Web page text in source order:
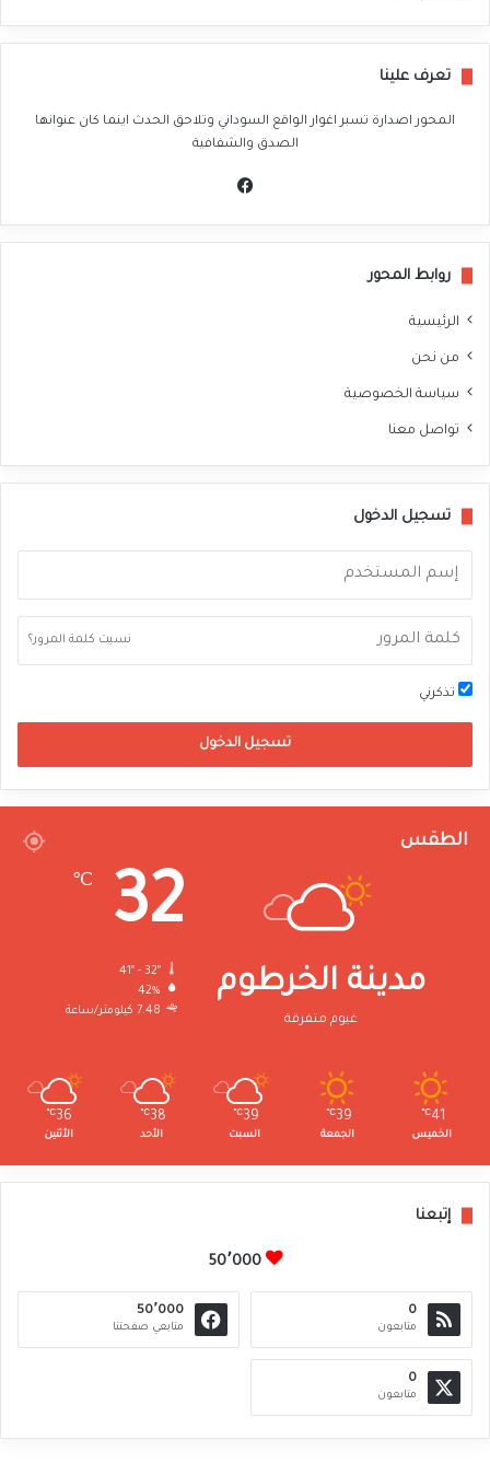
تعرف علينا
المحور اصدارة تسبر اغوار الواقع السوداني وتلاحق الحدث اينما كان عنوانها
الصدق والشفافية
روابط المحور
الرئيسية
من نحن
سياسة الخصوصية
تواصل معنا
تسجيل الدخول
نسيت كلمة المرور؟
تذكرني
تسجيل الدخول
الطقس
مدينة الخرطوم
غيوم متفرقة
32
℃
41º - 32º
42%
7.48 كيلومتر/ساعة
41
℃
الخميس
39
℃
الجمعة
39
℃
السبت
38
℃
الأحد
36
℃
الأثنين
إتبعنا
50٬000
0
متابعون
50٬000
متابعي صفحتنا
0
متابعون